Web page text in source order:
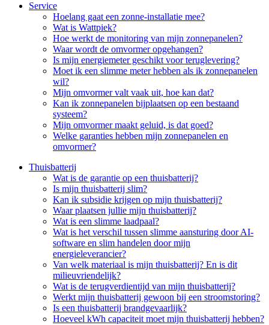
Service
Hoelang gaat een zonne-installatie mee?
Wat is Wattpiek?
Hoe werkt de monitoring van mijn zonnepanelen?
Waar wordt de omvormer opgehangen?
Is mijn energiemeter geschikt voor teruglevering?
Moet ik een slimme meter hebben als ik zonnepanelen
wil?
Mijn omvormer valt vaak uit, hoe kan dat?
Kan ik zonnepanelen bijplaatsen op een bestaand
systeem?
Mijn omvormer maakt geluid, is dat goed?
Welke garanties hebben mijn zonnepanelen en
omvormer?
Thuisbatterij
Wat is de garantie op een thuisbatterij?
Is mijn thuisbatterij slim?
Kan ik subsidie krijgen op mijn thuisbatterij?
Waar plaatsen jullie mijn thuisbatterij?
Wat is een slimme laadpaal?
Wat is het verschil tussen slimme aansturing door AI-
software en slim handelen door mijn
energieleverancier?
Van welk materiaal is mijn thuisbatterij? En is dit
milieuvriendelijk?
Wat is de terugverdientijd van mijn thuisbatterij?
Werkt mijn thuisbatterij gewoon bij een stroomstoring?
Is een thuisbatterij brandgevaarlijk?
Hoeveel kWh capaciteit moet mijn thuisbatterij hebben?